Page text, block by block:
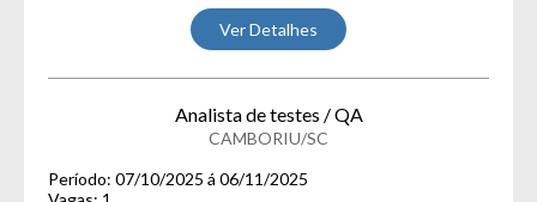
Ver Detalhes
Analista de testes / QA
CAMBORIU/SC
Período: 07/10/2025 á 06/11/2025